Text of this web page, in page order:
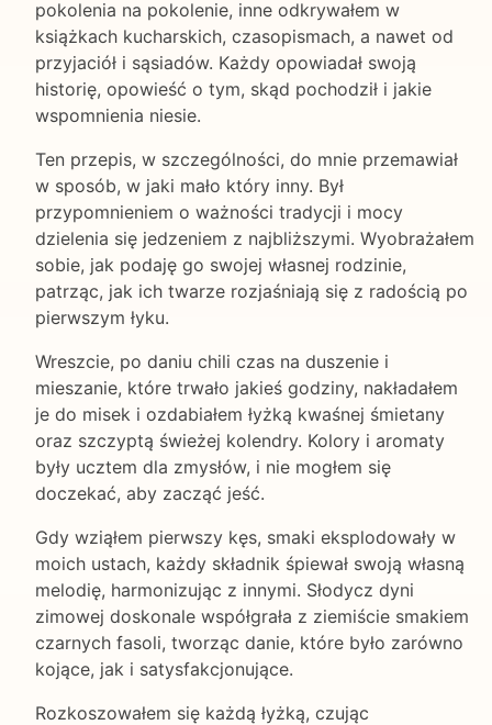
pokolenia na pokolenie, inne odkrywałem w
książkach kucharskich, czasopismach, a nawet od
przyjaciół i sąsiadów. Każdy opowiadał swoją
historię, opowieść o tym, skąd pochodził i jakie
wspomnienia niesie.
Ten przepis, w szczególności, do mnie przemawiał
w sposób, w jaki mało który inny. Był
przypomnieniem o ważności tradycji i mocy
dzielenia się jedzeniem z najbliższymi. Wyobrażałem
sobie, jak podaję go swojej własnej rodzinie,
patrząc, jak ich twarze rozjaśniają się z radością po
pierwszym łyku.
Wreszcie, po daniu chili czas na duszenie i
mieszanie, które trwało jakieś godziny, nakładałem
je do misek i ozdabiałem łyżką kwaśnej śmietany
oraz szczyptą świeżej kolendry. Kolory i aromaty
były ucztem dla zmysłów, i nie mogłem się
doczekać, aby zacząć jeść.
Gdy wziąłem pierwszy kęs, smaki eksplodowały w
moich ustach, każdy składnik śpiewał swoją własną
melodię, harmonizując z innymi. Słodycz dyni
zimowej doskonale współgrała z ziemiście smakiem
czarnych fasoli, tworząc danie, które było zarówno
kojące, jak i satysfakcjonujące.
Rozkoszowałem się każdą łyżką, czując